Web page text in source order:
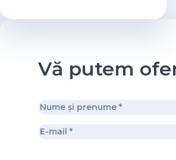
Vă putem